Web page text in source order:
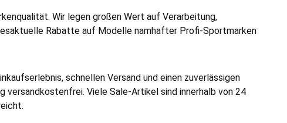
Wir legen großen Wert auf Verarbeitung,
Rabatte auf Modelle namhafter Profi-Sportmarken
schnellen Versand und einen zuverlässigen
Viele Sale-Artikel sind innerhalb von 24